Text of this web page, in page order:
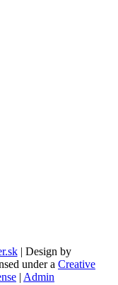
| Design by
under a Creative
| Admin